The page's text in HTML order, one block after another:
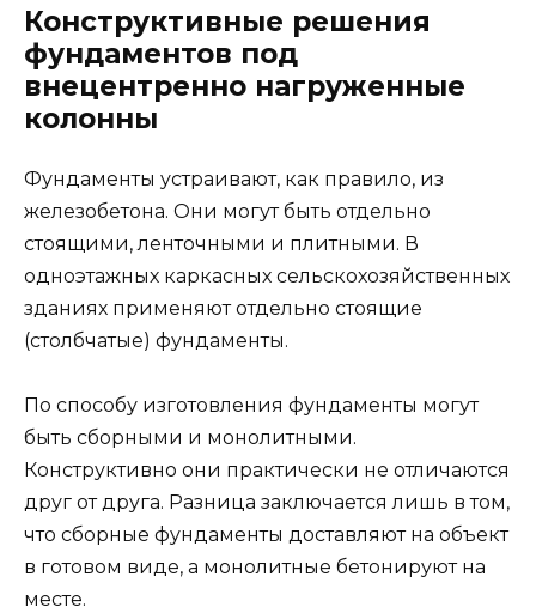
Конструктивные решения
фундаментов под
внецентренно нагруженные
колонны
Фундаменты устраивают, как правило, из
железобетона. Они могут быть отдельно
стоящими, ленточными и плитными. В
одноэтажных каркасных сельскохозяйст­венных
зданиях применяют отдельно стоящие
(столбчатые) фундаменты.
По способу изготовления фундаменты могут
быть сбор­ными и монолитными.
Конструктивно они практически не отличаются
друг от друга. Разница заключается лишь в том,
что сборные фун­даменты доставляют на объект
в готовом виде, а монолит­ные бетонируют на
месте.